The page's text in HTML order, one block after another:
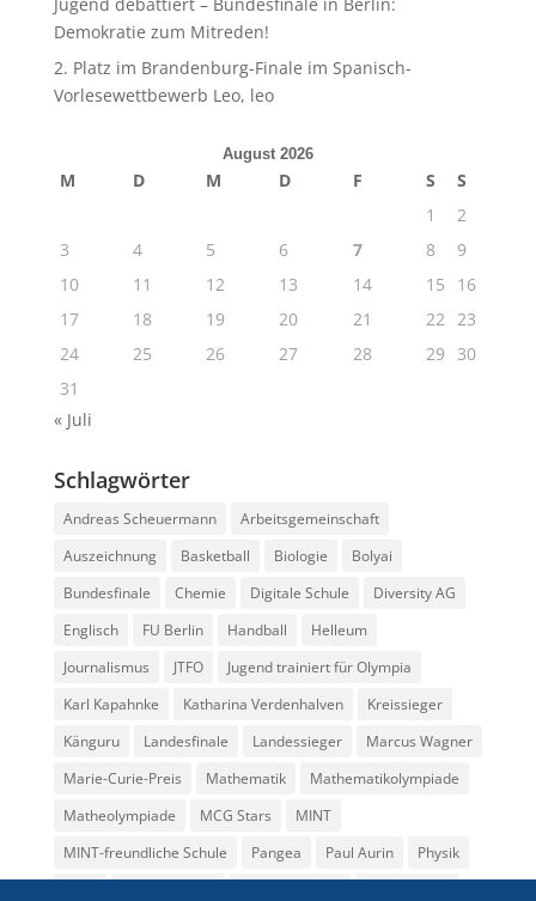
Demokratie zum Mitreden!
2. Platz im Brandenburg-Finale im Spanisch-
Vorlesewettbewerb Leo, leo
August 2026
M D M D F S
S
1
2
3
4 5 6 7 8
9
10
11 12 13 14 15
16
17
18 19 20 21 22 23
24
25 26 27 28 29
30
31
« Juli
Schlagwörter
Andreas Scheuermann
Arbeitsgemeinschaft
Auszeichnung
Basketball Biologie
Bolyai
Bundesfinale
Chemie Digitale Schule
Diversity AG
Englisch
FU Berlin Handball
Helleum
Journalismus
JTFO
Jugend trainiert für Olympia
Karl Kapahnke
Katharina Verdenhalven
Kreissieger
Känguru
Landesfinale Landessieger
Marcus Wagner
Marie-Curie-Preis
Mathematik
Mathematikolympiade
Matheolympiade
MCG Stars
MINT
MINT-freundliche Schule
Pangea Paul Aurin
Physik